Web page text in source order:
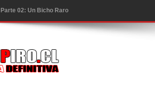
Parte 02: Un Bicho Raro
Parte 01: Una Misión de Locos
Parte 03: Forastero en Tierra Muerta
Parte 10: El Secreto